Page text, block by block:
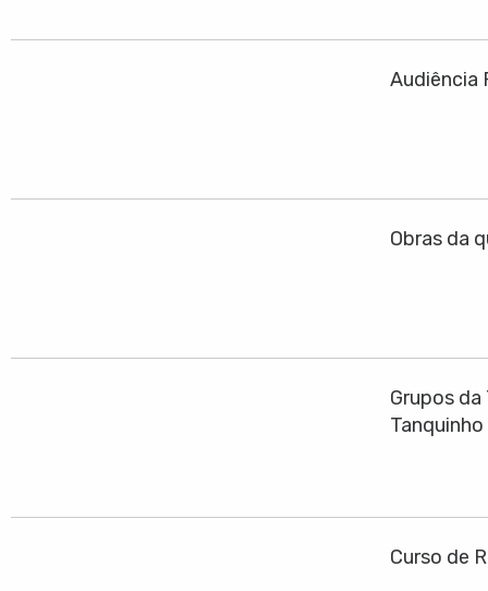
Audiência
Obras da
Grupos
Tanquinho
Curso de